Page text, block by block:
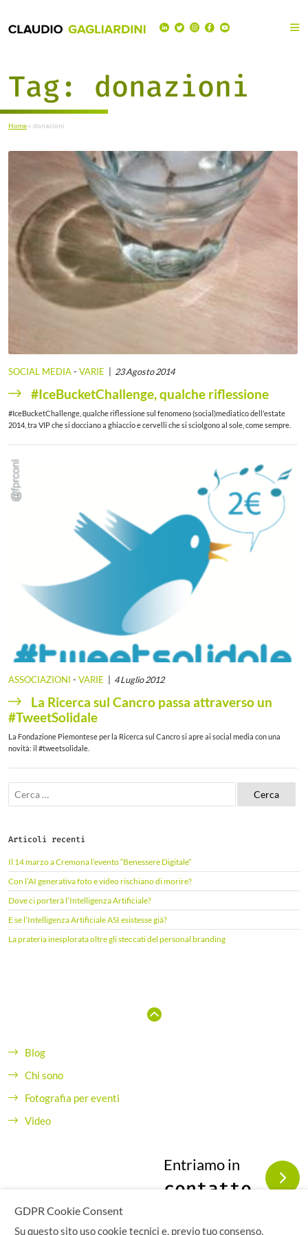
Tag: donazioni
Home » donazioni
SOCIAL MEDIA- VARIE 23 Agosto 2014
‪#‎IceBucketChallenge‬, qualche riflessione
‪#‎IceBucketChallenge‬, qualche riflessione sul fenomeno (social)mediatico dell'estate
2014, tra VIP che si docciano a ghiaccio e cervelli che si sciolgono al sole, come sempre.
ASSOCIAZIONI - VARIE 4 Luglio 2012
La Ricerca sul Cancro passa attraverso un
#TweetSolidale
La Fondazione Piemontese per la Ricerca sul Cancro si apre ai social media con una
novità: il #tweetsolidale.
r
a
p
e
r
:
Articoli recenti
Il 14 marzo a Cremona l’evento “Benessere Digitale”
Con l’AI generativa foto e video rischiano di morire?
Dove ci porterà l’Intelligenza Artificiale?
E se l’Intelligenza Artificiale ASI esistesse già?
La prateria inesplorata oltre gli steccati del personal branding
Blog
Chi sono
Fotografia per eventi
Video
Entriamo in
contatto
GDPR Cookie Consent
Su questo sito uso cookie tecnici e, previo tuo consenso,